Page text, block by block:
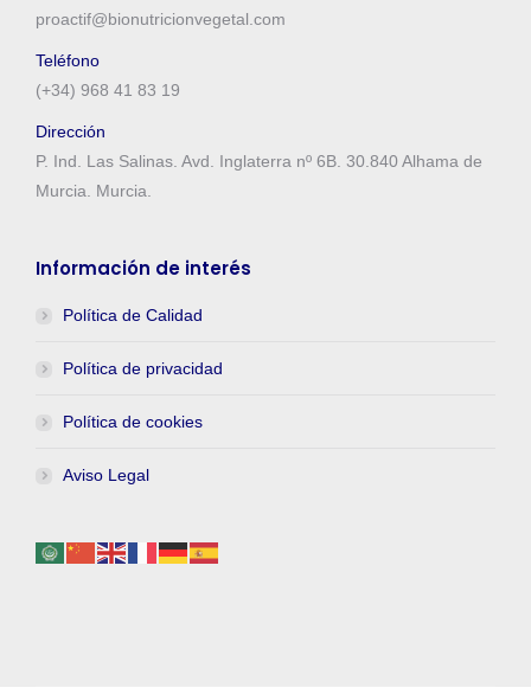
proactif@bionutricionvegetal.com
Teléfono
(+34) 968 41 83 19
Dirección
P. Ind. Las Salinas. Avd. Inglaterra nº 6B. 30.840 Alhama de
Murcia. Murcia.
Información de interés
Política de Calidad
Política de privacidad
Política de cookies
Aviso Legal